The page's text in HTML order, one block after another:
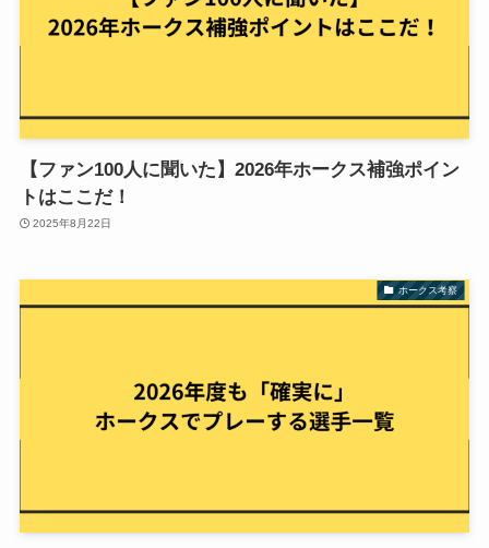
【ファン100人に聞いた】2026年ホークス補強ポイン
トはここだ！
2025年8月22日
ホークス考察